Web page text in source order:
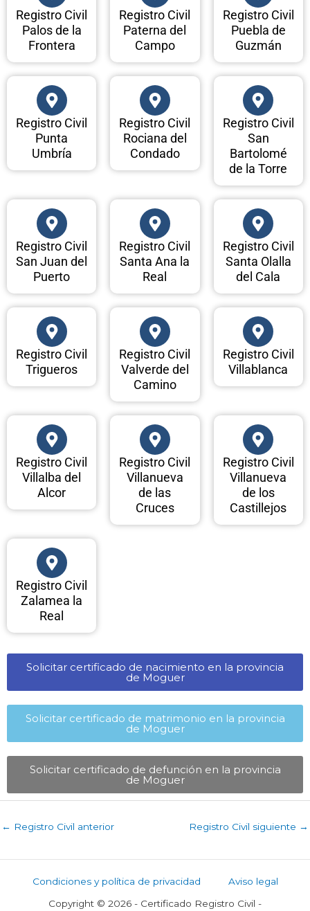
Registro Civil
Palos de la
Frontera
Registro Civil
Paterna del
Campo
Registro Civil
Puebla de
Guzmán
Registro Civil
Punta
Umbría
Registro Civil
Rociana del
Condado
Registro Civil
San
Bartolomé
de la Torre
Registro Civil
San Juan del
Puerto
Registro Civil
Santa Ana la
Real
Registro Civil
Santa Olalla
del Cala
Registro Civil
Trigueros
Registro Civil
Valverde del
Camino
Registro Civil
Villablanca
Registro Civil
Villalba del
Alcor
Registro Civil
Villanueva
de las
Cruces
Registro Civil
Villanueva
de los
Castillejos
Registro Civil
Zalamea la
Real
Solicitar certificado de nacimiento en la provincia
de Moguer​
Solicitar certificado de matrimonio en la provincia
de Moguer​
Solicitar certificado de defunción en la provincia
de Moguer​
← Registro Civil anterior Registro Civil siguiente →
Condiciones y política de privacidad
Aviso legal
Copyright © 2026 - Certificado Registro Civil -